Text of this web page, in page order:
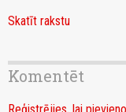
Skatīt rakstu
Komentēt